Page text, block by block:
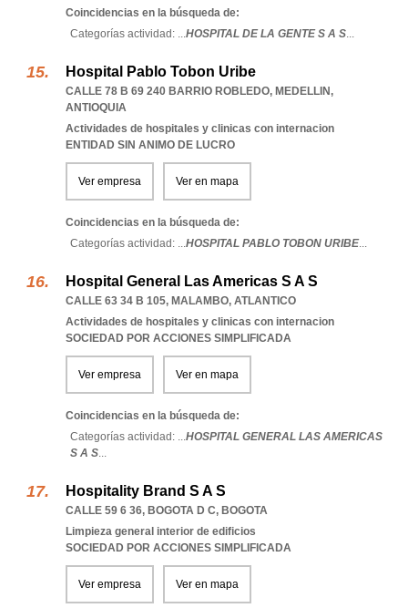
Coincidencias en la búsqueda de:
Categorías actividad: ...HOSPITAL DE LA GENTE S A S...
Hospital Pablo Tobon Uribe
CALLE 78 B 69 240 BARRIO ROBLEDO, MEDELLIN,
ANTIOQUIA
Actividades de hospitales y clinicas con internacion
ENTIDAD SIN ANIMO DE LUCRO
Ver empresa Ver en mapa
Coincidencias en la búsqueda de:
Categorías actividad: ...HOSPITAL PABLO TOBON URIBE...
Hospital General Las Americas S A S
CALLE 63 34 B 105, MALAMBO, ATLANTICO
Actividades de hospitales y clinicas con internacion
SOCIEDAD POR ACCIONES SIMPLIFICADA
Ver empresa Ver en mapa
Coincidencias en la búsqueda de:
Categorías actividad: ...HOSPITAL GENERAL LAS AMERICAS
S A S...
Hospitality Brand S A S
CALLE 59 6 36, BOGOTA D C, BOGOTA
Limpieza general interior de edificios
SOCIEDAD POR ACCIONES SIMPLIFICADA
Ver empresa Ver en mapa